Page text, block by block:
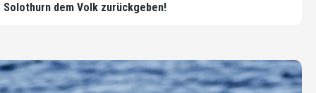
Solothurn dem Volk zurückgeben!